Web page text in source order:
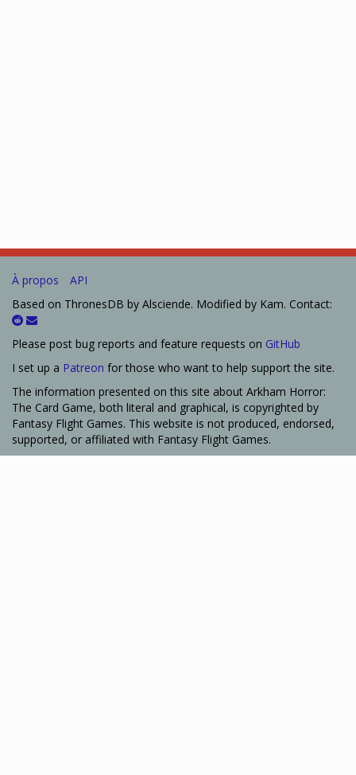
À propos
API
Based on ThronesDB by Alsciende. Modified by Kam. Contact:
Please post bug reports and feature requests on GitHub
I set up a Patreon for those who want to help support the site.
The information presented on this site about Arkham Horror:
The Card Game, both literal and graphical, is copyrighted by
Fantasy Flight Games. This website is not produced, endorsed,
supported, or affiliated with Fantasy Flight Games.